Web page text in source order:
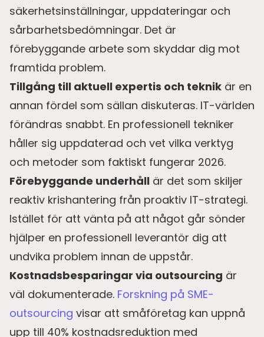
säkerhetsinställningar, uppdateringar och
sårbarhetsbedömningar. Det är
förebyggande arbete som skyddar dig mot
framtida problem.
Tillgång till aktuell expertis och teknik är en
annan fördel som sällan diskuteras. IT-världen
förändras snabbt. En professionell tekniker
håller sig uppdaterad och vet vilka verktyg
och metoder som faktiskt fungerar 2026.
Förebyggande underhåll är det som skiljer
reaktiv krishantering från proaktiv IT-strategi.
Istället för att vänta på att något går sönder
hjälper en professionell leverantör dig att
undvika problem innan de uppstår.
Kostnadsbesparingar via outsourcing är
väl dokumenterade. Forskning på SME-
outsourcing visar att småföretag kan uppnå
upp till 40% kostnadsreduktion med